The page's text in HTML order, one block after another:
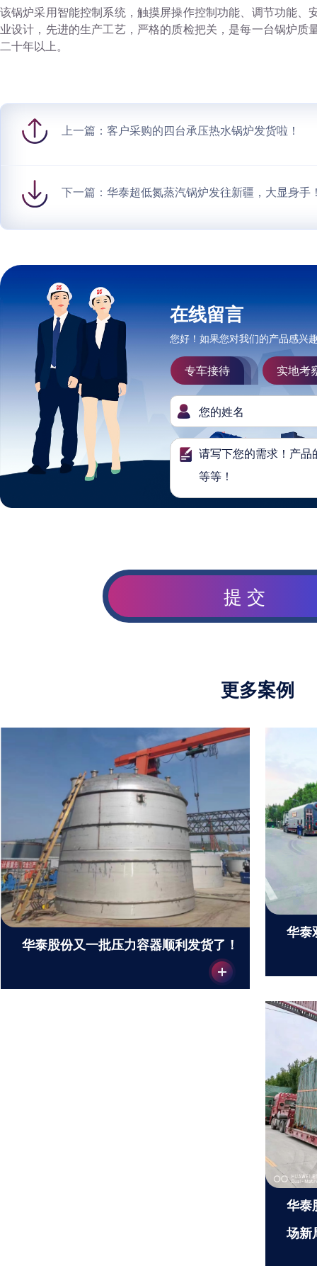
该锅炉采用智能控制系统，触摸屏操作控制功能、调节功能、
业设计，先进的生产工艺，严格的质检把关，是每一台锅炉质
二十年以上。
上一篇： 客户采购的四台承压热水锅炉发货啦！
下一篇： 华泰超低氮蒸汽锅炉发往新疆，大显身手
在线留言
您好！如果您对我们的产品感兴
专车接待 实地考
更多案例
华泰股份又一批压力容器顺利发货了！
华泰
华泰
场新